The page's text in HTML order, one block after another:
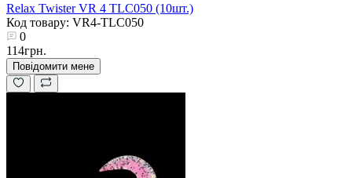
Relax Twister VR 4 TLC050 (10шт.)
Код товару: VR4-TLC050
0
114грн.
Повідомити мене